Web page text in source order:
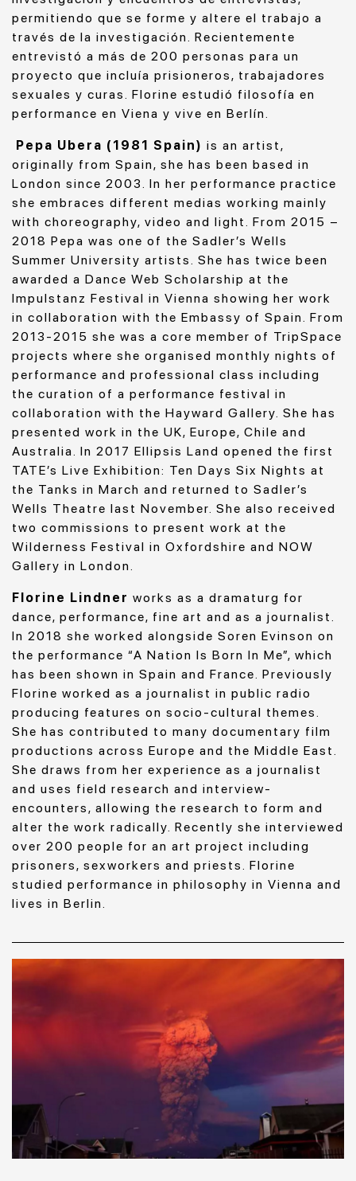
permitiendo que se forme y altere el trabajo a
través de la investigación. Recientemente
entrevistó a más de 200 personas para un
proyecto que incluía prisioneros, trabajadores
sexuales y curas. Florine estudió filosofía en
performance en Viena y vive en Berlín.
Pepa Ubera (1981 Spain) is an artist,
originally from Spain, she has been based in
London since 2003. In her performance practice
she embraces different medias working mainly
with choreography, video and light. From 2015 –
2018 Pepa was one of the Sadler’s Wells
Summer University artists. She has twice been
awarded a Dance Web Scholarship at the
Impulstanz Festival in Vienna showing her work
in collaboration with the Embassy of Spain. From
2013-2015 she was a core member of TripSpace
projects where she organised monthly nights of
performance and professional class including
the curation of a performance festival in
collaboration with the Hayward Gallery. She has
presented work in the UK, Europe, Chile and
Australia. In 2017 Ellipsis Land opened the first
TATE’s Live Exhibition: Ten Days Six Nights at
the Tanks in March and returned to Sadler’s
Wells Theatre last November. She also received
two commissions to present work at the
Wilderness Festival in Oxfordshire and NOW
Gallery in London.
Florine Lindner works as a dramaturg for
dance, performance, fine art and as a journalist.
In 2018 she worked alongside Soren Evinson on
the performance “A Nation Is Born In Me”, which
has been shown in Spain and France. Previously
Florine worked as a journalist in public radio
producing features on socio-cultural themes.
She has contributed to many documentary film
productions across Europe and the Middle East.
She draws from her experience as a journalist
and uses field research and interview-
encounters, allowing the research to form and
alter the work radically. Recently she interviewed
over 200 people for an art project including
prisoners, sexworkers and priests. Florine
studied performance in philosophy in Vienna and
lives in Berlin.